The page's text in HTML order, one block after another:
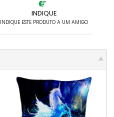
INDIQUE
INDIQUE ESTE PRODUTO A UM AMIGO